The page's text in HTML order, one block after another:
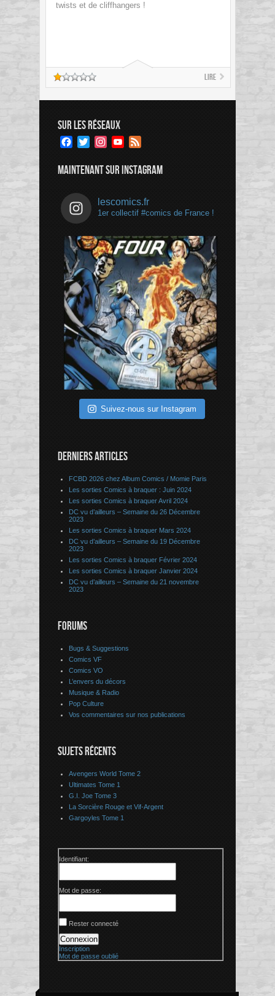
twists et de cliffhangers !
Lire
SUR LES RÉSEAUX
Facebook
TwitterInstagramYouTube
MAINTENANT SUR INSTAGRAM
lescomics.fr
1er collectif #comics de France !
Suivez-nous sur Instagram
DERNIERS ARTICLES
FCBD 2026 chez Album Comics / Momie Paris
Les sorties Comics à braquer : Juin 2024
Les sorties Comics à braquer Avril 2024
DC vu d’ailleurs – Semaine du 26 Décembre
2023
Les sorties Comics à braquer Mars 2024
DC vu d’ailleurs – Semaine du 19 Décembre
2023
Les sorties Comics à braquer Février 2024
Les sorties Comics à braquer Janvier 2024
DC vu d’ailleurs – Semaine du 21 novembre
2023
FORUMS
Bugs & Suggestions
Comics VF
Comics VO
L’envers du décors
Musique & Radio
Pop Culture
Vos commentaires sur nos publications
SUJETS RÉCENTS
Avengers World Tome 2
Ultimates Tome 1
G.I. Joe Tome 3
La Sorcière Rouge et Vif-Argent
Gargoyles Tome 1
Identifiant:
Mot de passe:
Rester connecté
Connexion
Inscription
Mot de passe oublié